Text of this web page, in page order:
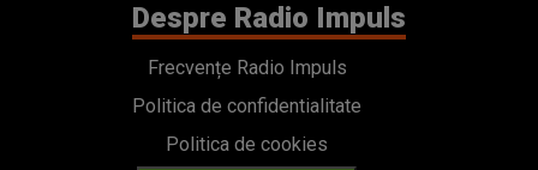
Despre Radio Impuls
Frecvențe Radio Impuls
Politica de confidentialitate
Politica de cookies